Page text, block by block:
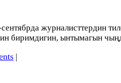
журналисттердин
биримдигин, ынтымагын
|